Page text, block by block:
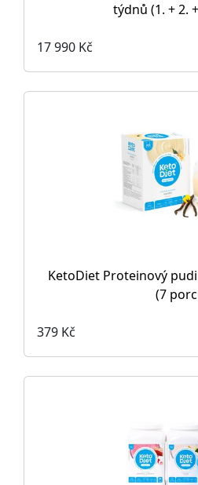
týdnů (1. + 2.
17 990 Kč
KetoDiet Proteinový
(7
379 Kč